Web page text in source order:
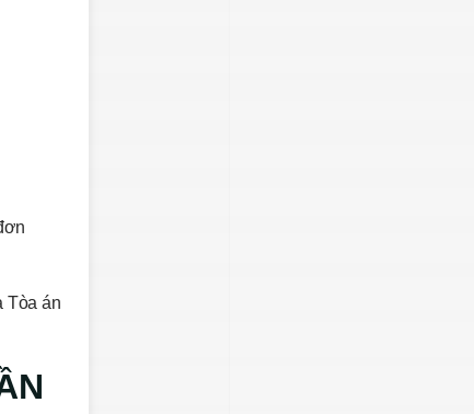
Tòa án